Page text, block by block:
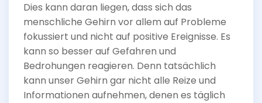
Dies kann daran liegen, dass sich das
menschliche Gehirn vor allem auf Probleme
fokussiert und nicht auf positive Ereignisse. Es
kann so besser auf Gefahren und
Bedrohungen reagieren. Denn tatsächlich
kann unser Gehirn gar nicht alle Reize und
Informationen aufnehmen, denen es täglich